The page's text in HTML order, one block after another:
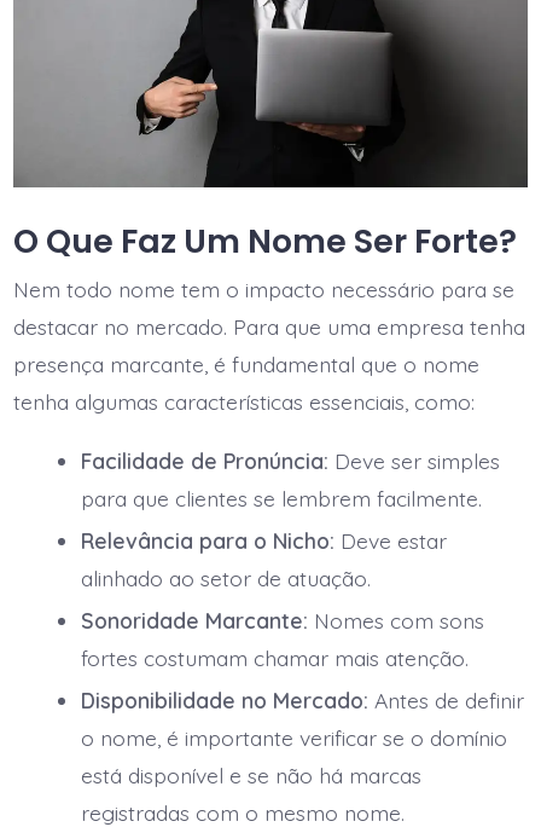
O Que Faz Um Nome Ser Forte?
Nem todo nome tem o impacto necessário para se
destacar no mercado. Para que uma empresa tenha
presença marcante, é fundamental que o nome
tenha algumas características essenciais, como:
Facilidade de Pronúncia: Deve ser simples
para que clientes se lembrem facilmente.
Relevância para o Nicho: Deve estar
alinhado ao setor de atuação.
Sonoridade Marcante: Nomes com sons
fortes costumam chamar mais atenção.
Disponibilidade no Mercado: Antes de definir
o nome, é importante verificar se o domínio
está disponível e se não há marcas
registradas com o mesmo nome.